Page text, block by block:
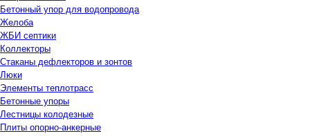
Бетонный упор для водопровода
Желоба
ЖБИ септики
Коллекторы
Стаканы дефлекторов и зонтов
Люки
Элементы теплотрасс
Бетонные упоры
Лестницы колодезные
Плиты опорно-анкерные